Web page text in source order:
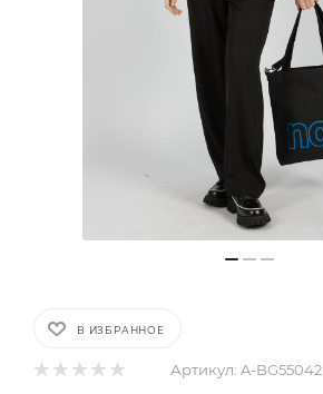
В ИЗБРАННОЕ
Артикул: A-BG55042